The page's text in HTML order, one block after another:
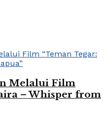
Melalui Film
– Whisper from